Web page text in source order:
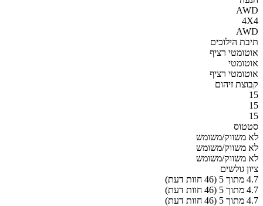
AWD
4X4
AWD
תיבת הילוכים
אוטומטי רציף
אוטומטי
אוטומטי רציף
קבוצת זיהום
15
15
15
סטטוס
לא משווק/משומש
לא משווק/משומש
לא משווק/משומש
ציון גולשים
4.7 מתוך 5 (46 חוות דעת)
4.7 מתוך 5 (46 חוות דעת)
4.7 מתוך 5 (46 חוות דעת)